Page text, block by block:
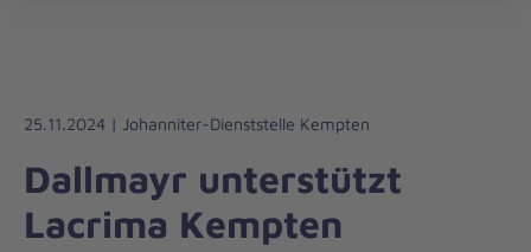
25.11.2024 | Johanniter-Dienststelle Kempten
Dallmayr unterstützt
Lacrima Kempten